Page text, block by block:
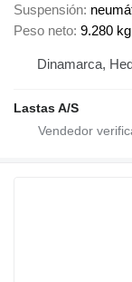
Suspensión
Peso neto 9.280 kg
Dinamarca,
Lastas A/S